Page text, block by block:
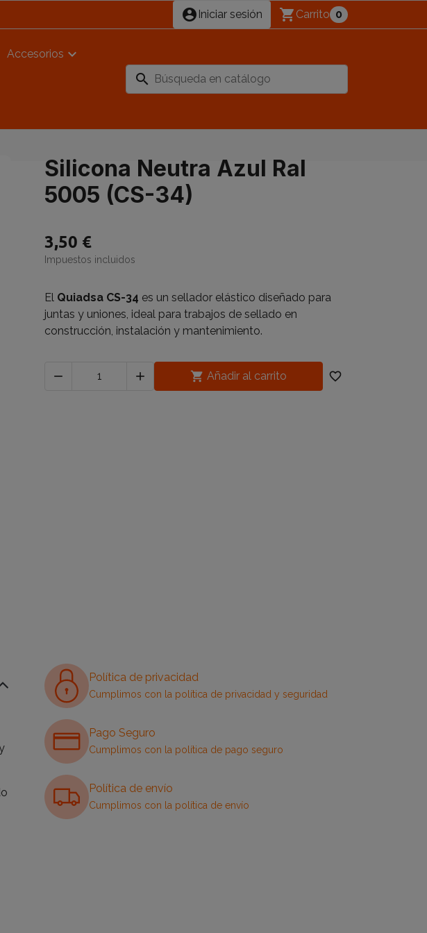
account_circle Iniciar sesión shopping_cart Carrito 0
Accesorios
search
Silicona Neutra Azul Ral
5005 (CS-34)
3,50 €
Impuestos incluidos
El Quiadsa CS-34 es un sellador elástico diseñado para
juntas y uniones, ideal para trabajos de sellado en
construcción, instalación y mantenimiento.
   Añadir al carrito favorite_border
Política de privacidad
Cumplimos con la política de privacidad y seguridad
Pago Seguro
Cumplimos con la política de pago seguro
Política de envío
Cumplimos con la política de envío